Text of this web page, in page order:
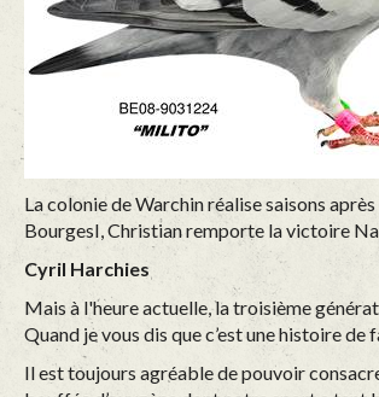
La colonie de Warchin réalise saisons
BourgesI, Christian remporte la victoire
Cyril Harchies
Mais à l'heure actuelle, la troisième
Quand je vous dis que c’est une histoire
Il est toujours agréable de pouvoir